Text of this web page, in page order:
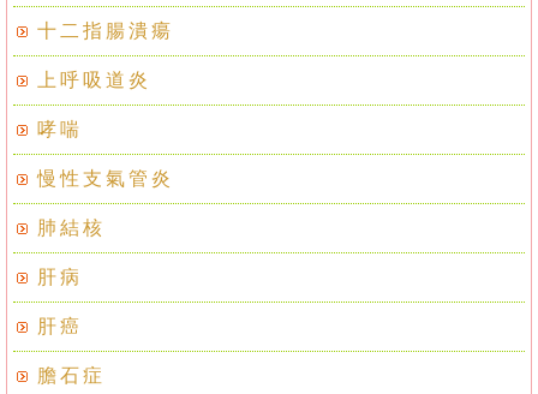
十二指腸潰瘍
上呼吸道炎
哮喘
慢性支氣管炎
肺結核
肝病
肝癌
膽石症